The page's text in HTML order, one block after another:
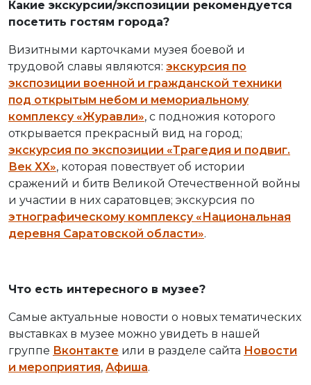
Какие экскурсии/экспозиции рекомендуется
посетить гостям города?
Визитными карточками музея боевой и
трудовой славы являются: экскурсия по
экспозиции военной и гражданской техники
под открытым небом и мемориальному
комплексу «Журавли», с подножия которого
открывается прекрасный вид на город;
экскурсия по экспозиции «Трагедия и подвиг.
Век ХХ», которая повествует об истории
сражений и битв Великой Отечественной войны
и участии в них саратовцев; экскурсия по
этнографическому комплексу «Национальная
деревня Саратовской области».
Что есть интересного в музее?
Самые актуальные новости о новых тематических
выставках в музее можно увидеть в нашей
группе Вконтакте или в разделе сайта Новости
и мероприятия, Афиша.